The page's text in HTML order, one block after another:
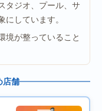
タジオ、プール、サ
しています。
境が整っていること
店舗